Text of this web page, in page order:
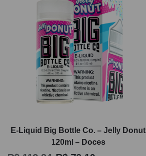
E-Liquid Big Bottle Co. – Jelly Donut
120ml – Doces